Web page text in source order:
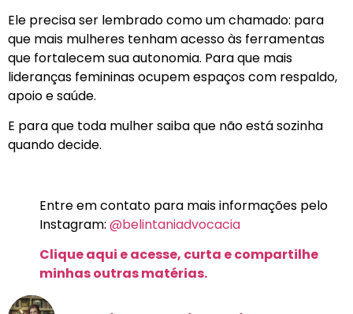
Ele precisa ser lembrado como um chamado: para
que mais mulheres tenham acesso às ferramentas
que fortalecem sua autonomia. Para que mais
lideranças femininas ocupem espaços com respaldo,
apoio e saúde.
E para que toda mulher saiba que não está sozinha
quando decide.
Entre em contato para mais informações pelo
Instagram: @belintaniadvocacia
Clique aqui e acesse, curta e compartilhe
minhas outras matérias.